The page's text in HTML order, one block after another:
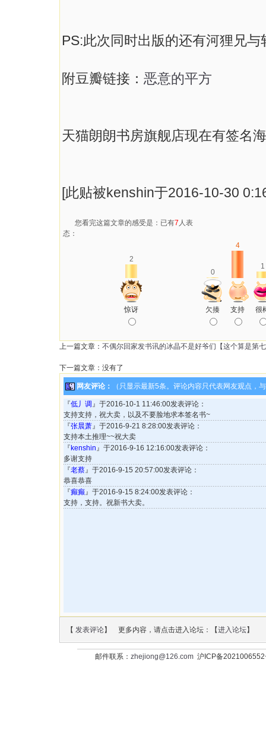
PS:此次同时出版的还有河狸兄
附豆瓣链接： 恶意的平方
天猫朗朗书房旗舰店现在有签名
[此贴被kenshin于2016-10-30
您看完这篇文章的感受是：已有7 人表
态：
2
0
4
1
惊讶 欠揍 支持 很
上一篇文章： 不偶尔回家发书讯的冰晶不是好爷们【这个算是第
下一篇文章：没有了
网友评论： （只显示最新5条。评论内容只代表网友观点，
『低丿调 』于2016-10-1 11:46:00发表评论：
支持支持，祝大卖，以及不要脸地求本签名书~
『张晨萧』于2016-9-21 8:28:00发表评论：
支持本土推理~~祝大卖
『 kenshin』于2016-9-16 12:16:00发表评论：
多谢支持
『老蔡』于2016-9-15 20:57:00发表评论：
恭喜恭喜
『癫癫』于2016-9-15 8:24:00发表评论：
支持，支持。祝新书大卖。
【 发表评论】 更多内容，请点击进入论坛：【进入论坛】
邮件联系： zhejiong@126.com沪ICP备